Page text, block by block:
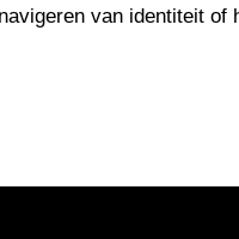
van identiteit